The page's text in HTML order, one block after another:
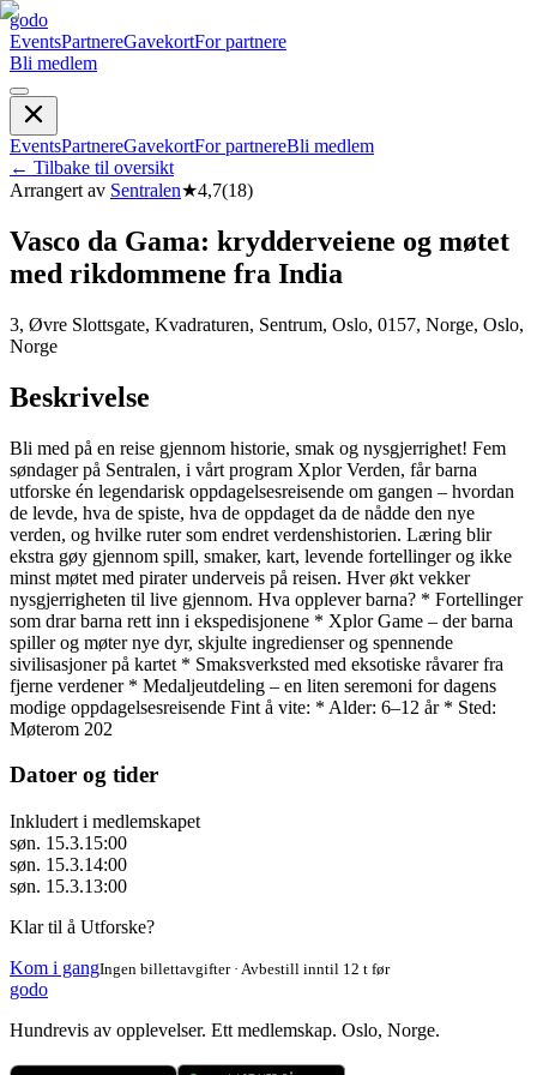
godo
EventsPartnereGavekortFor partnere
Bli medlem
EventsPartnereGavekortFor partnereBli medlem
← Tilbake til oversikt
Arrangert av Sentralen★4,7(18)
Vasco da Gama: krydderveiene og møtet
med rikdommene fra India
3, Øvre Slottsgate, Kvadraturen, Sentrum, Oslo, 0157, Norge, Oslo,
Norge
Beskrivelse
Bli med på en reise gjennom historie, smak og nysgjerrighet! Fem
søndager på Sentralen, i vårt program Xplor Verden, får barna
utforske én legendarisk oppdagelsesreisende om gangen – hvordan
de levde, hva de spiste, hva de oppdaget da de nådde den nye
verden, og hvilke ruter som endret verdenshistorien. Læring blir
ekstra gøy gjennom spill, smaker, kart, levende fortellinger og ikke
minst møtet med pirater underveis på reisen. Hver økt vekker
nysgjerrigheten til live gjennom. Hva opplever barna? * Fortellinger
som drar barna rett inn i ekspedisjonene * Xplor Game – der barna
spiller og møter nye dyr, skjulte ingredienser og spennende
sivilisasjoner på kartet * Smaksverksted med eksotiske råvarer fra
fjerne verdener * Medaljeutdeling – en liten seremoni for dagens
modige oppdagelsesreisende Fint å vite: * Alder: 6–12 år * Sted:
Møterom 202
Datoer og tider
Inkludert i medlemskapet
søn. 15.3.15:00
søn. 15.3.14:00
søn. 15.3.13:00
Klar til å Utforske?
Kom i gangIngen billettavgifter · Avbestill inntil 12 t før
godo
Hundrevis av opplevelser. Ett medlemskap. Oslo, Norge.